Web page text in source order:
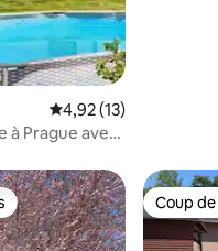
Évaluation moyenne
4,92 (13)
à Prague avec
Coup
Coup